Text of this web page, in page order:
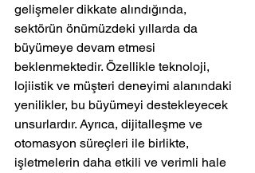
gelişmeler dikkate alındığında,
sektörün önümüzdeki yıllarda da
büyümeye devam etmesi
beklenmektedir. Özellikle teknoloji,
lojiistik ve müşteri deneyimi alanındaki
yenilikler, bu büyümeyi destekleyecek
unsurlardır. Ayrıca, dijitalleşme ve
otomasyon süreçleri ile birlikte,
işletmelerin daha etkili ve verimli hale